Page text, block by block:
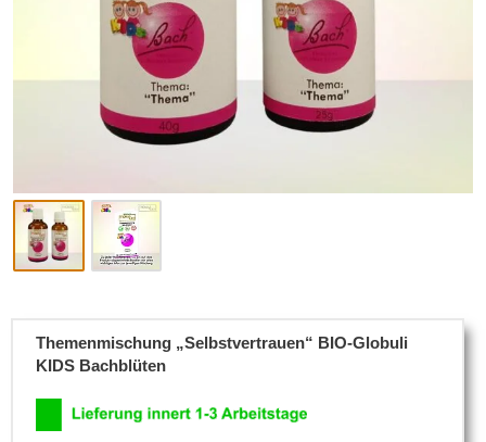
Themenmischung „Selbstvertrauen“ BIO-Globuli
KIDS Bachblüten